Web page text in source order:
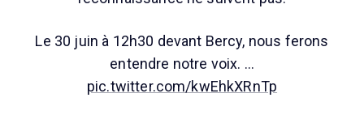
Le 30 juin à 12h30 devant Bercy, nous ferons
entendre notre voix. …
pic.twitter.com/kwEhkXRnTp